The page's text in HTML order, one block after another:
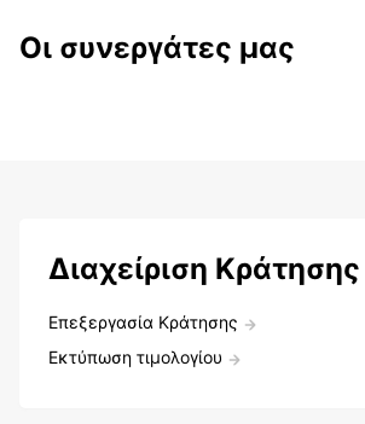
Οι συνεργάτες μας
Διαχείριση Κράτησης
Επεξεργασία Κράτησης
Εκτύπωση τιμολογίου